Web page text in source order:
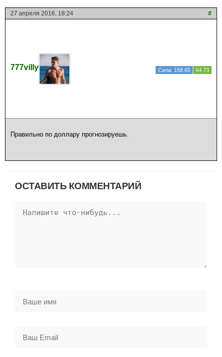
27 апреля 2016, 18:24 #
777villy Сила: 158.65 64.73
Правильно по доллару прогнозируешь.
ОСТАВИТЬ КОММЕНТАРИЙ